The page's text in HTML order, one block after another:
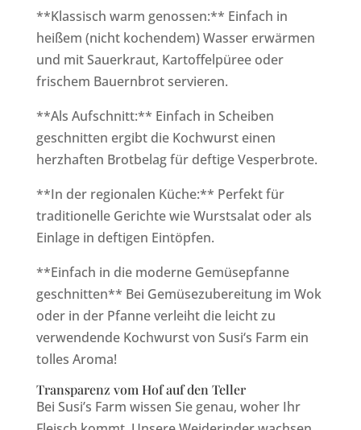
**Klassisch warm genossen:** Einfach in
heißem (nicht kochendem) Wasser erwärmen
und mit Sauerkraut, Kartoffelpüree oder
frischem Bauernbrot servieren.
**Als Aufschnitt:** Einfach in Scheiben
geschnitten ergibt die Kochwurst einen
herzhaften Brotbelag für deftige Vesperbrote.
**In der regionalen Küche:** Perfekt für
traditionelle Gerichte wie Wurstsalat oder als
Einlage in deftigen Eintöpfen.
**Einfach in die moderne Gemüsepfanne
geschnitten** Bei Gemüsezubereitung im Wok
oder in der Pfanne verleiht die leicht zu
verwendende Kochwurst von Susi‘s Farm ein
tolles Aroma!
Transparenz vom Hof auf den Teller
Bei Susi’s Farm wissen Sie genau, woher Ihr